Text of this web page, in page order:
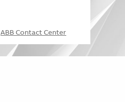
ABB Contact Center